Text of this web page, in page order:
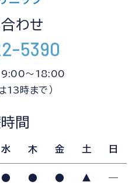
わせ
5390
9:00～18:00
13時まで）
間
水 木 金 土 日
● ● ● ▲ ―